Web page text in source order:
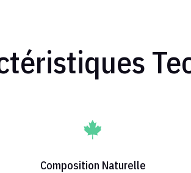

Composition Naturelle